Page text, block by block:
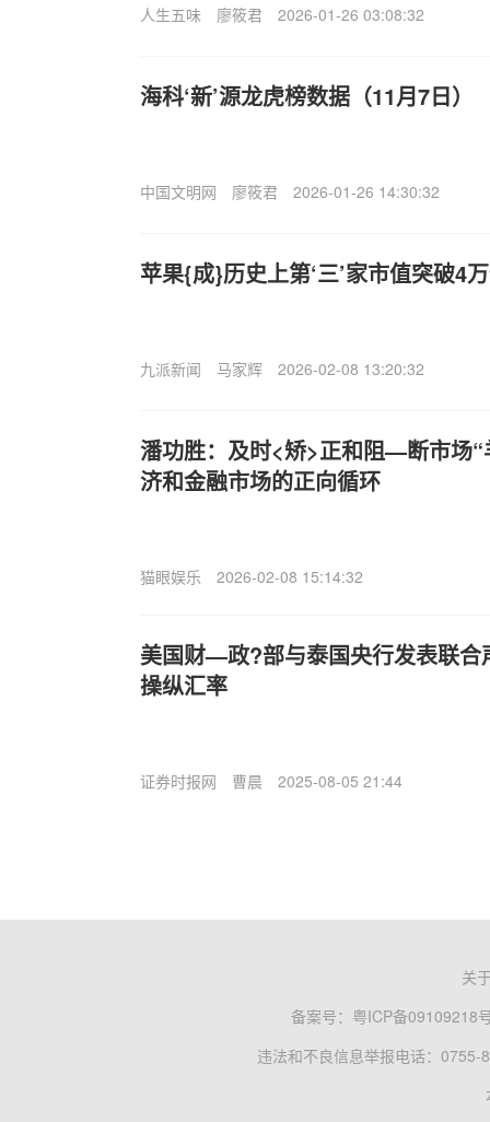
人生五味 廖筱君 2026-01-26 03:08:32
海科‘新’源龙虎榜数据（11月7日）
中国文明网 廖筱君 2026-01-26 14:30:32
苹果{成}历史上第‘三’家市值突破4
九派新闻 马家辉 2026-02-08 13:20:32
潘功胜：及时<矫>正和阻—断市场
济和金融市场的正向循环
猫眼娱乐 2026-02-08 15:14:32
美国财—政?部与泰国央行发表联合
操纵汇率
证券时报网 曹晨 2025-08-05 21:44
关
备案号： 粤ICP备09109218
违法和不良信息举报电话：0755-